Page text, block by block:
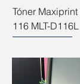
Tóner
116 MLT-